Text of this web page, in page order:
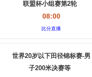
联盟杯小组赛第2轮
08:00
比分直播
世界20岁以下田径锦标赛-男
子200米决赛等